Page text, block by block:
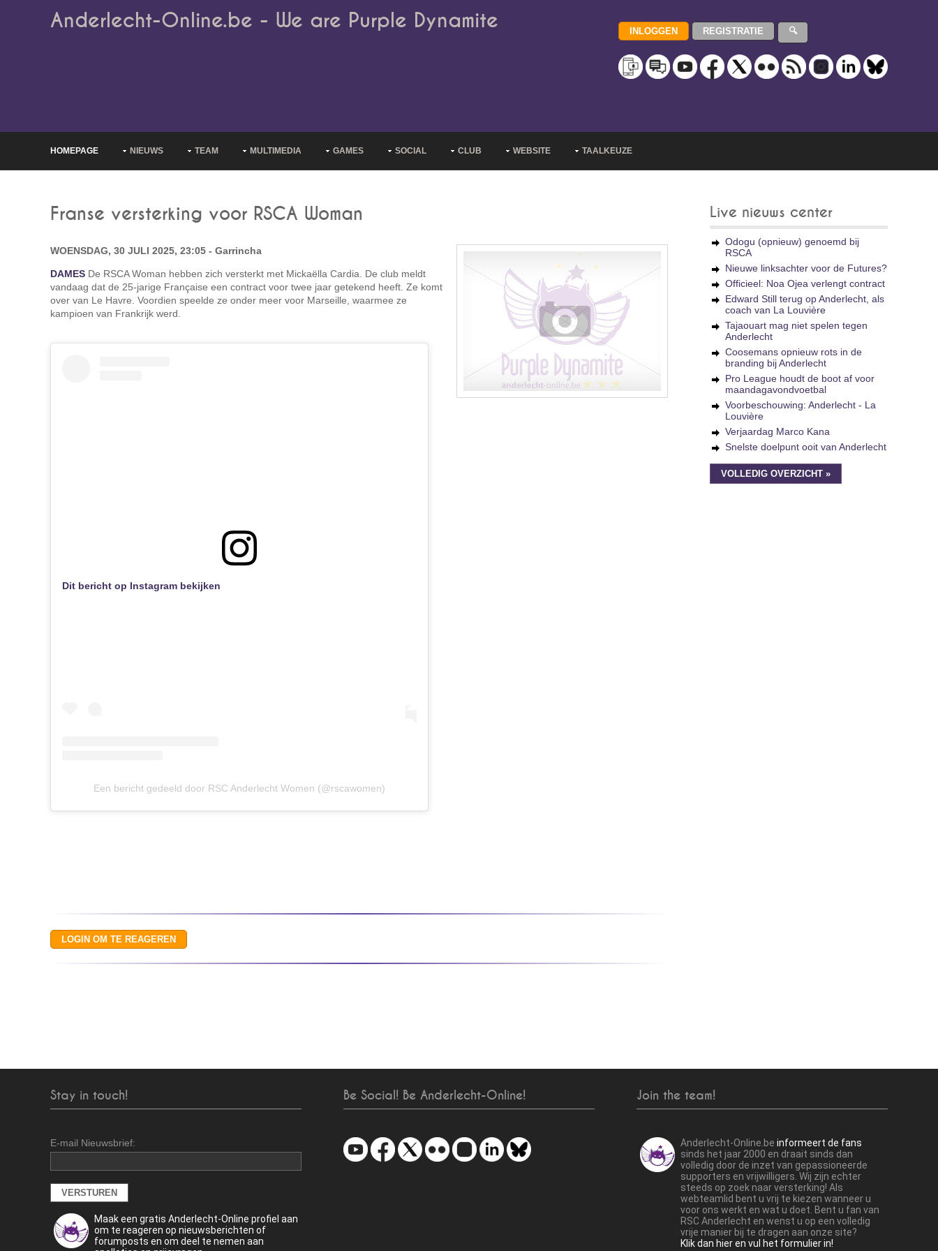
Anderlecht-Online.be - We are Purple Dynamite
HOMEPAGE NIEUWS TEAM MULTIMEDIA GAMES SOCIAL CLUB WEBSITE TAALKEUZE
Franse versterking voor RSCA Woman
WOENSDAG, 30 JULI 2025, 23:05 - Garrincha
DAMES De RSCA Woman hebben zich versterkt met Mickaëlla Cardia. De club meldt
vandaag dat de 25-jarige Française een contract voor twee jaar getekend heeft. Ze komt
over van Le Havre. Voordien speelde ze onder meer voor Marseille, waarmee ze
kampioen van Frankrijk werd.
Dit bericht op Instagram bekijken
Een bericht gedeeld door RSC Anderlecht Women (@rscawomen)
Live nieuws center
Odogu (opnieuw) genoemd bij
RSCA
Nieuwe linksachter voor de Futures?
Officieel: Noa Ojea verlengt contract
Edward Still terug op Anderlecht, als
coach van La Louvière
Tajaouart mag niet spelen tegen
Anderlecht
Coosemans opnieuw rots in de
branding bij Anderlecht
Pro League houdt de boot af voor
maandagavondvoetbal
Voorbeschouwing: Anderlecht - La
Louvière
Verjaardag Marco Kana
Snelste doelpunt ooit van Anderlecht
VOLLEDIG OVERZICHT »
Stay in touch!
E-mail Nieuwsbrief:
Maak een gratis Anderlecht-Online profiel aan
om te reageren op nieuwsberichten of
forumposts en om deel te nemen aan
Be Social! Be Anderlecht-Online! Join the team!
Anderlecht-Online.be informeert de fans
sinds het jaar 2000 en draait sinds dan
volledig door de inzet van gepassioneerde
supporters en vrijwilligers. Wij zijn echter
steeds op zoek naar versterking! Als
webteamlid bent u vrij te kiezen wanneer u
voor ons werkt en wat u doet. Bent u fan van
RSC Anderlecht en wenst u op een volledig
vrije manier bij te dragen aan onze site?
Klik dan hier en vul het formulier in!